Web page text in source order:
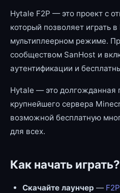
Hytale F2P — это проект с
который позволяет играть
мультиплеерном режиме.
сообществом SanHost и
аутентификации и
Hytale — это долгожданная
крупнейшего сервера
возможной бесплатную
для всех.
Как начать играть?
Скачайте лаунчер —